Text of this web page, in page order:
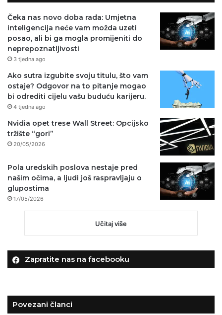
Čeka nas novo doba rada: Umjetna
inteligencija neće vam možda uzeti
posao, ali bi ga mogla promijeniti do
neprepoznatljivosti
3 tjedna ago
Ako sutra izgubite svoju titulu, što vam
ostaje? Odgovor na to pitanje mogao
bi odrediti cijelu vašu buduću karijeru.
4 tjedna ago
Nvidia opet trese Wall Street: Opcijsko
tržište “gori”
20/05/2026
Pola uredskih poslova nestaje pred
našim očima, a ljudi još raspravljaju o
glupostima
17/05/2026
Učitaj više
Zapratite nas na facebooku
Povezani članci